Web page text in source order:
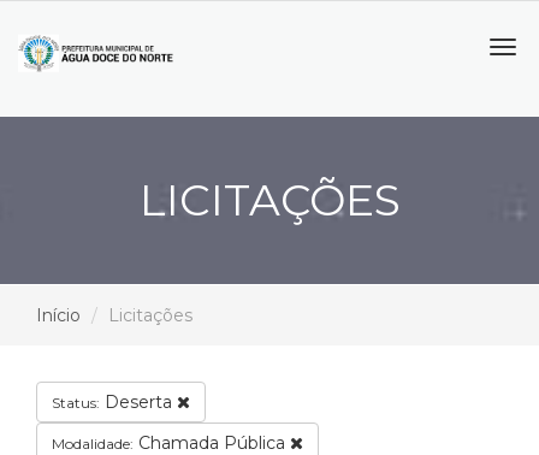
LICITAÇÕES
Início Licitações
Status: Deserta
Modalidade: Chamada Pública